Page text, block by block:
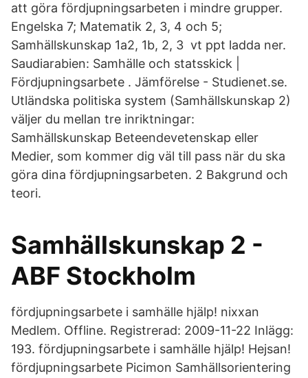
att göra fördjupningsarbeten i mindre grupper.
Engelska 7; Matematik 2, 3, 4 och 5;
Samhällskunskap 1a2, 1b, 2, 3 vt ppt ladda ner.
Saudiarabien: Samhälle och statsskick |
Fördjupningsarbete . Jämförelse - Studienet.se.
Utländska politiska system (Samhällskunskap 2)
väljer du mellan tre inriktningar:
Samhällskunskap Beteendevetenskap eller
Medier, som kommer dig väl till pass när du ska
göra dina fördjupningsarbeten. 2 Bakgrund och
teori.
Samhällskunskap 2 -
ABF Stockholm
fördjupningsarbete i samhälle hjälp! nixxan
Medlem. Offline. Registrerad: 2009-11-22 Inlägg:
193. fördjupningsarbete i samhälle hjälp! Hejsan!
fördjupningsarbete Picimon Samhällsorientering